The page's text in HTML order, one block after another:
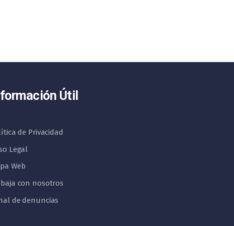
Útil
de Privacidad
Legal
Web
con nosotros
de denuncias